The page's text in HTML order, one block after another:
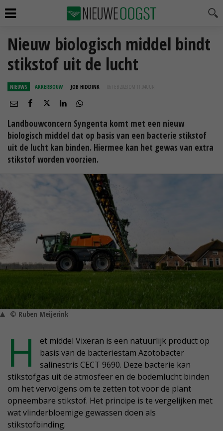
Nieuw biologisch middel bindt
stikstof uit de lucht
NIEUWS AKKERBOUW JOB HIDDINK 06 FEB 2023 OM 11:04
Landbouwconcern Syngenta komt met een nieuw
biologisch middel dat op basis van een bacterie stikstof
uit de lucht kan binden. Hiermee kan het gewas van extra
stikstof worden voorzien.
© Ruben Meijerink
H
et middel Vixeran is een natuurlijk product op
basis van de bacteriestam Azotobacter
salinestris CECT 9690. Deze bacterie kan
stikstofgas uit de atmosfeer en de bodemlucht binden
om het vervolgens om te zetten tot voor de plant
opneembare stikstof. Het principe is te vergelijken met
wat vlinderbloemige gewassen doen als
stikstofbinding.